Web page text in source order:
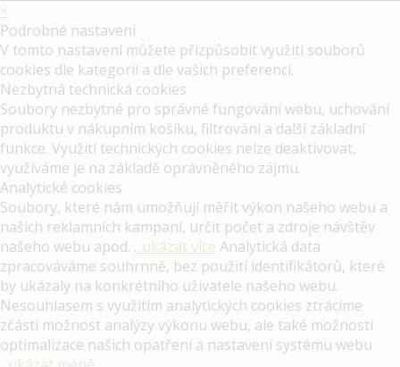
×
Podrobné nastavení
V tomto nastavení můžete přizpůsobit využití souborů
cookies dle kategorií a dle vašich preferencí.
Nezbytná technická cookies
Soubory nezbytné pro správné fungování webu, uchování
produktu v nákupním košíku, filtrování a další základní
funkce. Využití technických cookies nelze deaktivovat,
využíváme je na základě oprávněného zájmu.
Analytické cookies
Soubory, které nám umožňují měřit výkon našeho webu a
našich reklamních kampaní, určit počet a zdroje návštěv
našeho webu apod. ...ukázat více Analytická data
zpracováváme souhrnně, bez použití identifikátorů, které
by ukázaly na konkrétního uživatele našeho webu.
Nesouhlasem s využitím analytických cookies ztrácíme
zčásti možnost analýzy výkonu webu, ale také možnosti
optimalizace našich opatření a nastavení systému webu